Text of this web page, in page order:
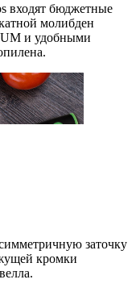
входят бюджетные
молибден
и удобными
заточку
кромки